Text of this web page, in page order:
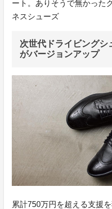
ート。ありそうで無かった
ネスシューズ
次世代ドライビングシ
がバージョンアップ
累計750万円を超える支援